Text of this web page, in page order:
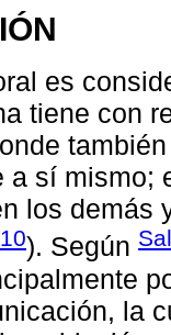
es
tiene con
a sí mismo;
los demás
). Según
la